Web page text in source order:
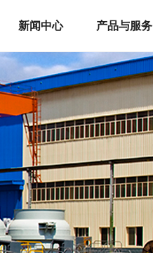
新闻中心 产品与服务